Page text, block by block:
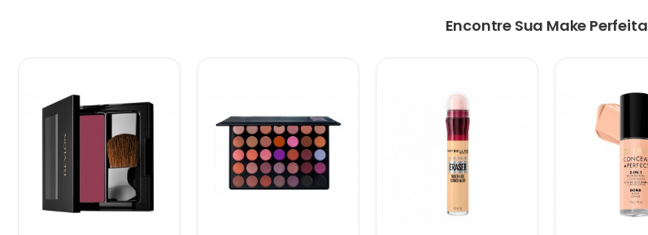
Encontre Sua Make Perfeita